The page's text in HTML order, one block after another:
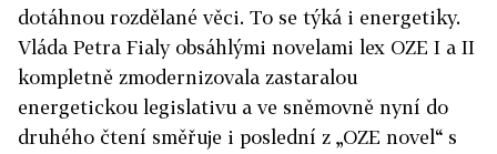
dotáhnou rozdělané věci. To se týká i energetiky.
Vláda Petra Fialy obsáhlými novelami lex OZE I a II
kompletně zmodernizovala zastaralou
energetickou legislativu a ve sněmovně nyní do
druhého čtení směřuje i poslední z „OZE novel“ s